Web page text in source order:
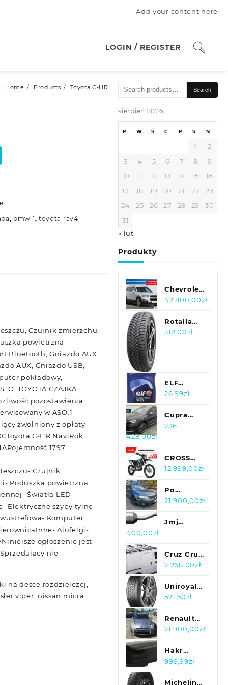
Add your content here
LOGIN / REGISTER
Home Products Toyota C-HR
, bmw 1, toyota rav4
Czujnik zmierzchu,
powietrzna
Gniazdo AUX,
AUX, Gniazdo USB,
pokładowy,
TOYOTA CZAJKA
pozostawienia
w ASO.1
zwolniony z opłaty
C-HR NaviRok
1797
Czujnik
Poduszka powietrzna
Światła LED-
Elektryczne szyby tylne-
Komputer
Alufelgi-
ogłoszenie jest
nie
na desce rozdzielczej,
viper, nissan micra
Search
Search
sierpień 2026
P W Ś C P S N
1
2
3
4 5 6 7 8
9
10
11 12 13 14 15
16
17
18 19 20 21 22
23
24
25 26 27 28 29
30
31
« lut
Produkty
Chevrolet
Captiva
181 KM,
4X4
42 800,00zł
Rotalla
S130
312,00zł
ELF
26,99zł
Cupra
Ateca 2.0
4Drive
236
428,00zł
CROSS
300 ASIX
CHŁODNICA
6 BIEGÓW
12 999,00zł
Po
regeneracji
wymianie
21 900,00zł
Jmj
Laguna 22
I
400,00zł
Cruz Cruz
Platforma
Fiat
Ducato
934-406 +
910-404
2 268,00zł
Uniroyal
WinterExpert
R20 95H
521,50zł
Renault
Laguna
Laguna III
2.0 dCi
21 900,00zł
Hakr
Długi Box
350
999,99zł
Michelin